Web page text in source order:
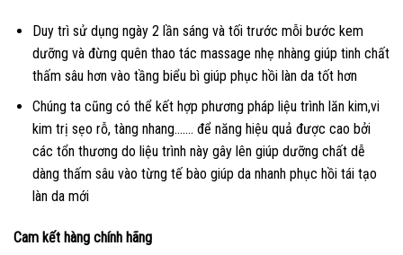
Duy trì sử dụng ngày 2 lần sáng và tối trước mỗi bước kem
dưỡng và đừng quên thao tác massage nhẹ nhàng giúp tinh chất
thấm sâu hơn vào tầng biểu bì giúp phục hồi làn da tốt hơn
Chúng ta cũng có thể kết hợp phương pháp liệu trình lăn kim,vi
kim trị sẹo rỗ, tàng nhang……. để năng hiệu quả được cao bởi
các tổn thương do liệu trình này gây lên giúp dưỡng chất dễ
dàng thấm sâu vào từng tế bào giúp da nhanh phục hồi tái tạo
làn da mới
Cam kết hàng chính hãng